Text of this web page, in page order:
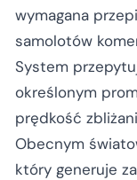
wymagana
samolotów
System
określonym
prędkość
Obecnym
który generuje